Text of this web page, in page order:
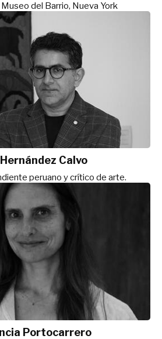
del Barrio, Nueva York
Calvo
peruano y crítico de arte.
Portocarrero